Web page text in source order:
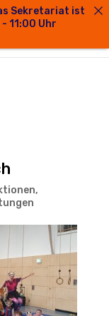
,
Sekretariat ist
11:00 Uhr